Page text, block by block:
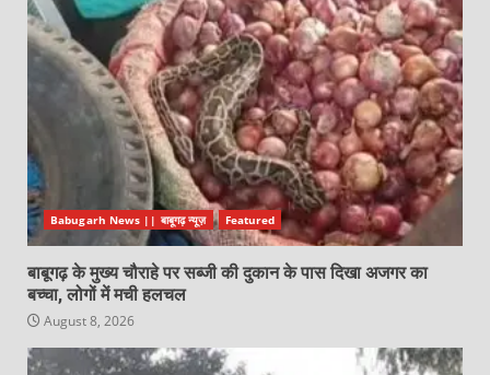
Babugarh News || बाबूगढ़ न्यूज़ Featured
बाबूगढ़ के मुख्य चौराहे पर सब्जी की दुकान के पास दिखा अजगर का
बच्चा, लोगों में मची हलचल
August 8, 2026